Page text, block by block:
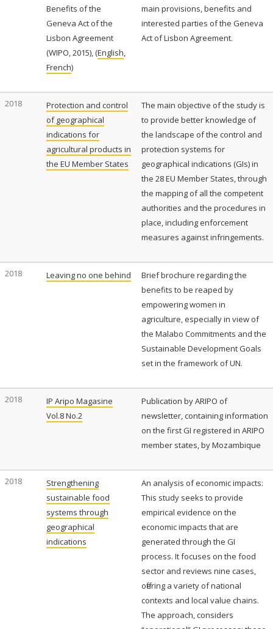
Benefits of the
Geneva Act of the
Lisbon Agreement
(WIPO, 2015), (English,
French)
main provisions, benefits and
interested parties of the Geneva
Act of Lisbon Agreement.
2018
Protection and control
of geographical
indications for
agricultural products in
the EU Member States
The main objective of the study is
to provide better knowledge of
the landscape of the control and
protection systems for
geographical indications (GIs) in
the 28 EU Member States, through
the mapping of all the competent
authorities and the procedures in
place, including enforcement
measures against infringements.
2018 Leaving no one behind
Brief brochure regarding the
benefits to be reaped by
empowering women in
agriculture, especially in view of
the Malabo Commitments and the
Sustainable Development Goals
set in the framework of UN.
2018
IP Aripo Magasine
Vol.8 No.2
Publication by ARIPO of
newsletter, containing information
on the first GI registered in ARIPO
member states, by Mozambique
2018
Strengthening
sustainable food
systems through
geographical
indications
An analysis of economic impacts:
This study seeks to provide
empirical evidence on the
economic impacts that are
generated through the GI
process. It focuses on the food
sector and reviews nine cases,
offering a variety of national
contexts and local value chains.
The approach, considers